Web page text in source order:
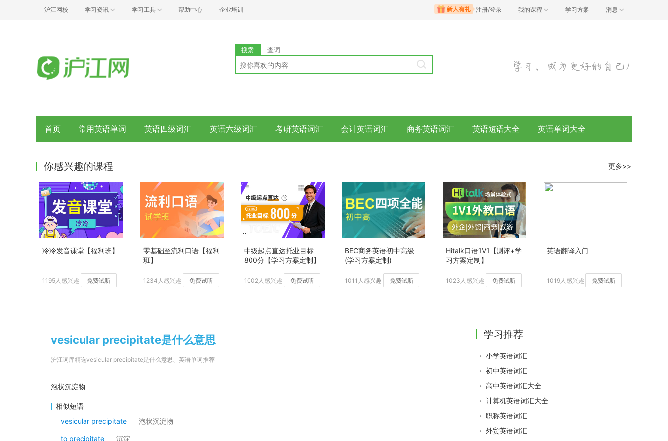
沪江网校 学习资讯 学习工具 帮助中心 企业培训 注册/登录 我的课程 学习方案 消息
搜索 查词
首页 常用英语单词 英语四级词汇 英语六级词汇 考研英语词汇 会计英语词汇 商务英语词汇 英语短语大全 英语单词大全
你感兴趣的课程 更多>>
冷冷发音课堂【福利班】
1195人感兴趣 免费试听
零基础至流利口语【福利
班】
1234人感兴趣 免费试听
中级起点直达托业目标
800分【学习方案定制】
1002人感兴趣 免费试听
BEC商务英语初中高级
(学习方案定制)
1011人感兴趣 免费试听
Hitalk口语1V1【测评+学
习方案定制】
1023人感兴趣 免费试听
英语翻译入门
1019人感兴趣 免费试听
vesicular precipitate是什么意思
沪江词库精选vesicular precipitate是什么意思、英语单词推荐
泡状沉淀物
相似短语
vesicular precipitate
泡状沉淀物
to precipitate 沉淀
学习推荐
小学英语词汇
初中英语词汇
高中英语词汇大全
计算机英语词汇大全
职称英语词汇
外贸英语词汇